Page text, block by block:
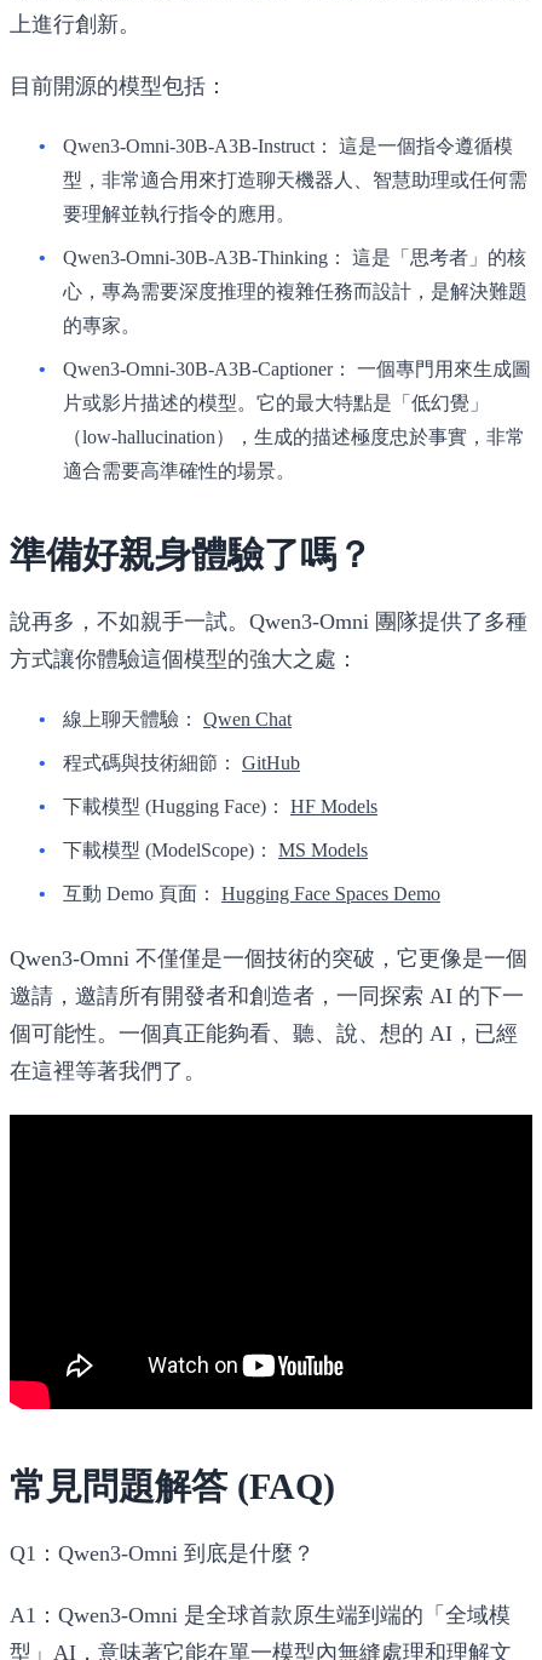
上進行創新。
目前開源的模型包括：
Qwen3-Omni-30B-A3B-Instruct：
這是一個指令遵循模
型，非常適合用來打造聊天機器人、智慧助理或任何需
要理解並執行指令的應用。
Qwen3-Omni-30B-A3B-Thinking：
這是「思考者」的核
心，專為需要深度推理的複雜任務而設計，是解決難題
的專家。
Qwen3-Omni-30B-A3B-Captioner：
一個專門用來生成圖
片或影片描述的模型。它的最大特點是「低幻覺」
（low-hallucination），生成的描述極度忠於事實，非常
適合需要高準確性的場景。
準備好親身體驗了嗎？
說再多，不如親手一試。Qwen3-Omni 團隊提供了多種
方式讓你體驗這個模型的強大之處：
線上聊天體驗： Qwen Chat
程式碼與技術細節： GitHub
下載模型 (Hugging Face)： HF Models
下載模型 (ModelScope)： MS Models
互動 Demo 頁面： Hugging Face Spaces Demo
Qwen3-Omni 不僅僅是一個技術的突破，它更像是一個
邀請，邀請所有開發者和創造者，一同探索 AI 的下一
個可能性。一個真正能夠看、聽、說、想的 AI，已經
在這裡等著我們了。
常見問題解答 (FAQ)
Q1：Qwen3-Omni 到底是什麼？
A1：Qwen3-Omni 是全球首款原生端到端的「全域模
型」AI，意味著它能在單一模型內無縫處理和理解文